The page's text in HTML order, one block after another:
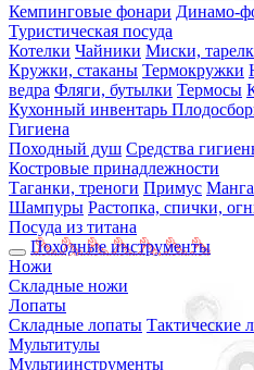
Кемпинговые фонари Динамо-
Туристическая посуда
Котелки Чайники Миски,
Кружки, стаканы Термокружки
ведра Фляги, бутылки Термосы
Кухонный инвентарь
Гигиена
Походный душ Средства
Костровые принадлежности
Таганки, треноги Примус
Шампуры Растопка, спички,
Посуда из титана
Походные инструменты
Ножи
Складные ножи
Лопаты
Складные лопаты Тактические
Мультитулы
Мультиинструменты